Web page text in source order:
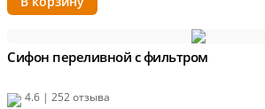
Сифон переливной с фильтром
4.6 | 252 отзыва